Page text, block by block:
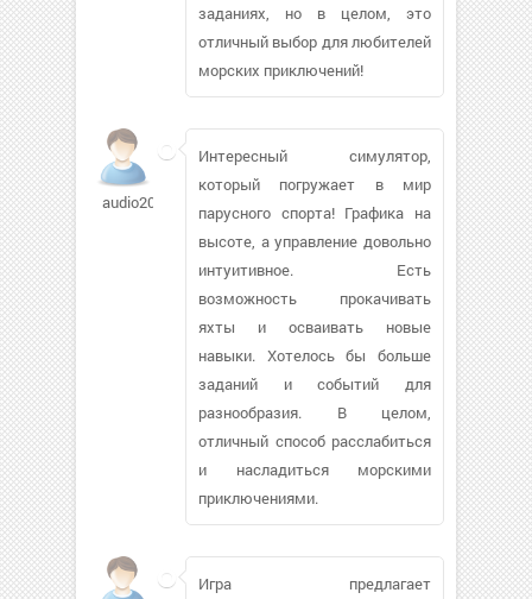
заданиях, но в целом, это
отличный выбор для любителей
морских приключений!
audio2000896
Интересный симулятор,
который погружает в мир
парусного спорта! Графика на
высоте, а управление довольно
интуитивное. Есть
возможность прокачивать
яхты и осваивать новые
навыки. Хотелось бы больше
заданий и событий для
разнообразия. В целом,
отличный способ расслабиться
и насладиться морскими
приключениями.
Игра предлагает